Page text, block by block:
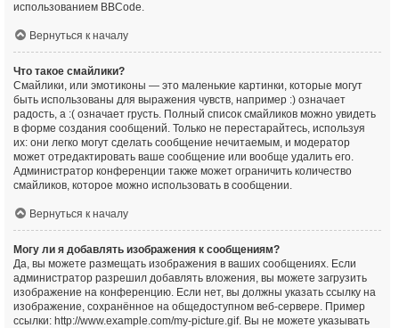
использованием BBCode.
Вернуться к началу
Что такое смайлики?
Смайлики, или эмотиконы — это маленькие картинки, которые могут
быть использованы для выражения чувств, например :) означает
радость, а :( означает грусть. Полный список смайликов можно увидеть
в форме создания сообщений. Только не перестарайтесь, используя
их: они легко могут сделать сообщение нечитаемым, и модератор
может отредактировать ваше сообщение или вообще удалить его.
Администратор конференции также может ограничить количество
смайликов, которое можно использовать в сообщении.
Вернуться к началу
Могу ли я добавлять изображения к сообщениям?
Да, вы можете размещать изображения в ваших сообщениях. Если
администратор разрешил добавлять вложения, вы можете загрузить
изображение на конференцию. Если нет, вы должны указать ссылку на
изображение, сохранённое на общедоступном веб-сервере. Пример
ссылки: http://www.example.com/my-picture.gif. Вы не можете указывать